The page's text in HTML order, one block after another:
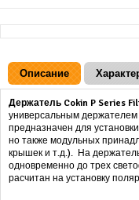
Описание
Держатель Cokin P Series
универсальным держателем
предназначен для
но также модульных
крышек и т.д.). На
одновременно до трех
расчитан на установку